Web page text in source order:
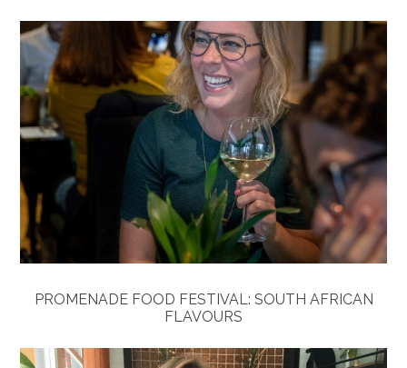
PROMENADE FOOD FESTIVAL: SOUTH AFRICAN
FLAVOURS